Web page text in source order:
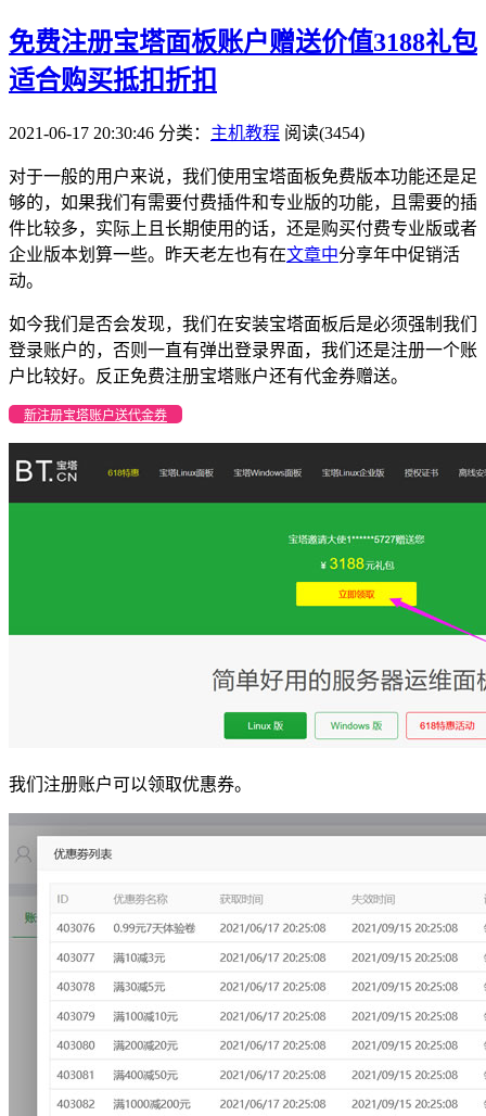
免费注册宝塔面板账户赠送价值3188礼包
适合购买抵扣折扣
2021-06-17 20:30:46 分类： 主机教程 阅读(3454)
对于一般的用户来说，我们使用宝塔面板免费版本功能还是足
够的，如果我们有需要付费插件和专业版的功能，且需要的插
件比较多，实际上且长期使用的话，还是购买付费专业版或者
企业版本划算一些。昨天老左也有在文章中分享年中促销活
动。
如今我们是否会发现，我们在安装宝塔面板后是必须强制我们
登录账户的，否则一直有弹出登录界面，我们还是注册一个账
户比较好。反正免费注册宝塔账户还有代金券赠送。
新注册宝塔账户送代金券
我们注册账户可以领取优惠券。